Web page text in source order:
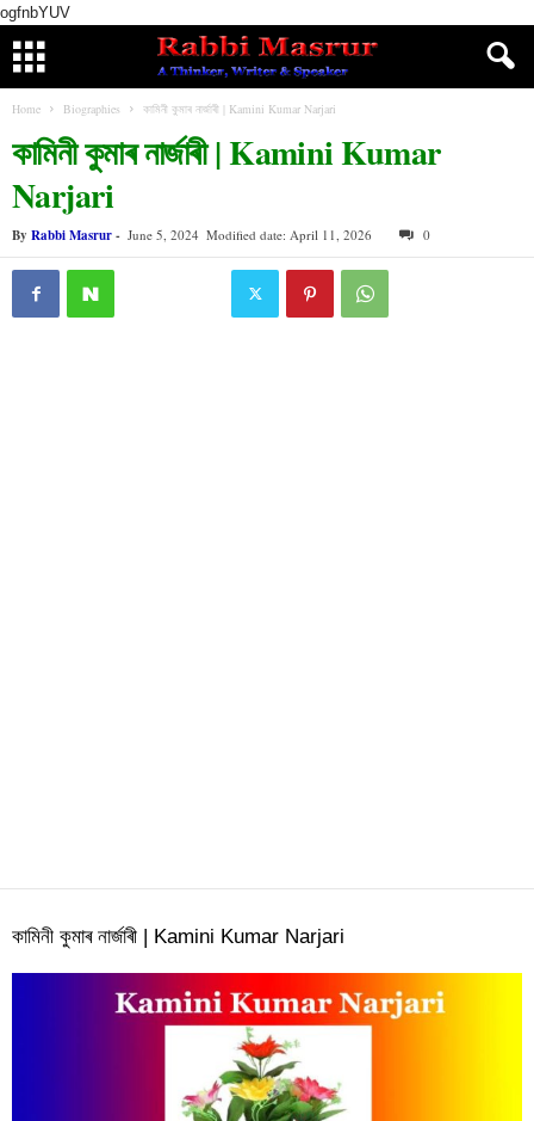
ogfnbYUV
Home Biographies কামিনী কুমাৰ নাৰ্জাৰী | Kamini Kumar Narjari
কামিনী কুমাৰ নাৰ্জাৰী | Kamini Kumar
Narjari
By Rabbi Masrur- June 5, 2024 Modified date: April 11, 2026 0
কামিনী কুমাৰ নাৰ্জাৰী | Kamini Kumar Narjari